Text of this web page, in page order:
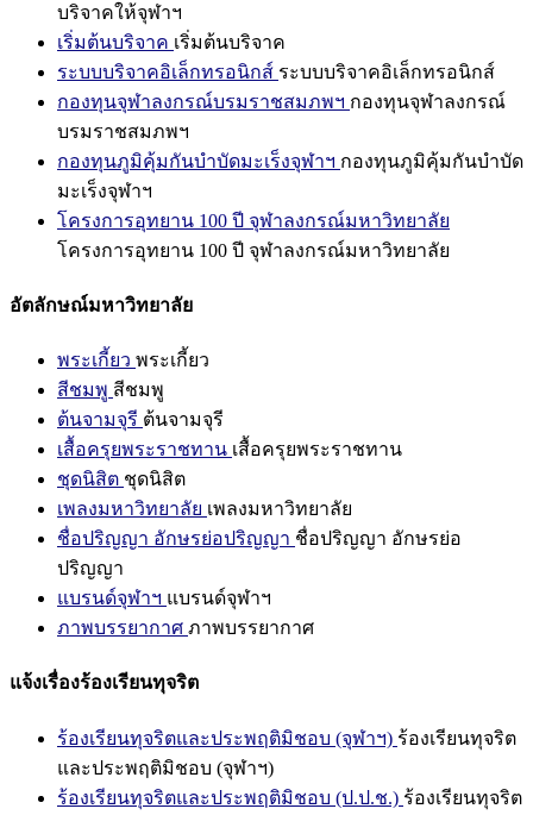
บริจาคให้จุฬาฯ
เริ่มต้นบริจาค เริ่มต้นบริจาค
ระบบบริจาคอิเล็กทรอนิกส์ ระบบบริจาคอิเล็กทรอนิกส์
กองทุนจุฬาลงกรณ์บรมราชสมภพฯ กองทุนจุฬาลงกรณ์
บรมราชสมภพฯ
กองทุนภูมิคุ้มกันบำบัดมะเร็งจุฬาฯ กองทุนภูมิคุ้มกันบำบัด
มะเร็งจุฬาฯ
โครงการอุทยาน 100 ปี จุฬาลงกรณ์มหาวิทยาลัย
โครงการอุทยาน 100 ปี จุฬาลงกรณ์มหาวิทยาลัย
อัตลักษณ์มหาวิทยาลัย
พระเกี้ยว พระเกี้ยว
สีชมพู สีชมพู
ต้นจามจุรี ต้นจามจุรี
เสื้อครุยพระราชทาน เสื้อครุยพระราชทาน
ชุดนิสิต ชุดนิสิต
เพลงมหาวิทยาลัย เพลงมหาวิทยาลัย
ชื่อปริญญา อักษรย่อปริญญา ชื่อปริญญา อักษรย่อ
ปริญญา
แบรนด์จุฬาฯ แบรนด์จุฬาฯ
ภาพบรรยากาศ ภาพบรรยากาศ
แจ้งเรื่องร้องเรียนทุจริต
ร้องเรียนทุจริตและประพฤติมิชอบ (จุฬาฯ) ร้องเรียนทุจริต
และประพฤติมิชอบ (จุฬาฯ)
ร้องเรียนทุจริตและประพฤติมิชอบ (ป.ป.ช.) ร้องเรียนทุจริต